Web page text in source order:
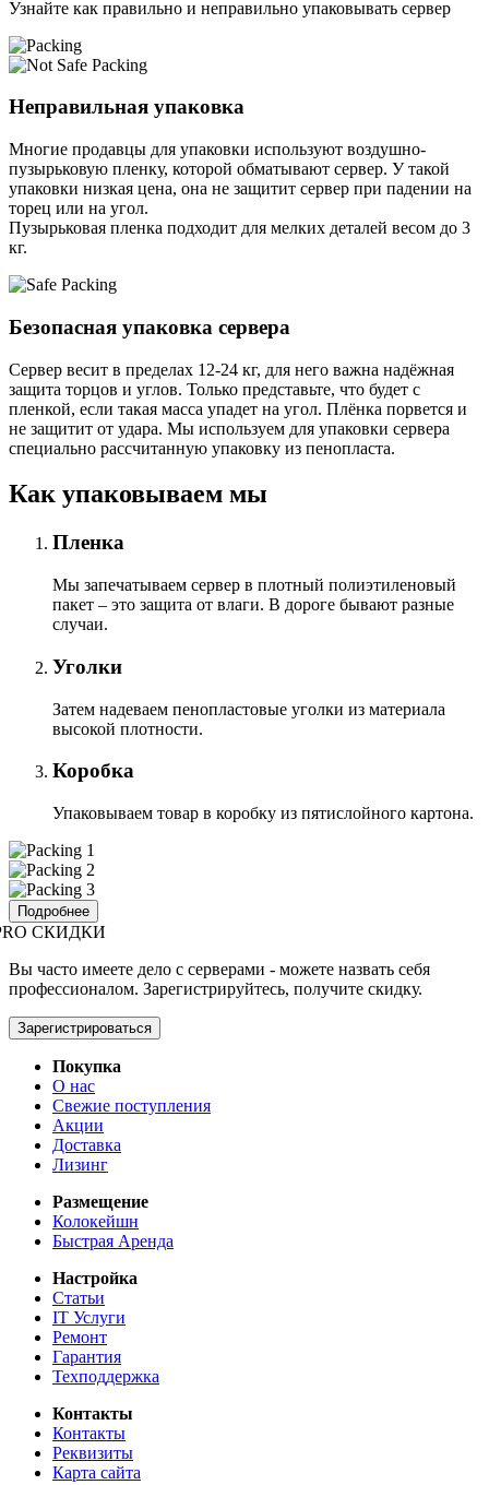
Узнайте как правильно и неправильно упаковывать сервер
Неправильная упаковка
Многие продавцы для упаковки используют воздушно-
пузырьковую пленку, которой обматывают сервер. У такой
упаковки низкая цена, она не защитит сервер при падении на
торец или на угол.
Пузырьковая пленка подходит для мелких деталей весом до 3
кг.
Безопасная упаковка сервера
Сервер весит в пределах 12-24 кг, для него важна надёжная
защита торцов и углов. Только представьте, что будет с
пленкой, если такая масса упадет на угол. Плёнка порвется и
не защитит от удара. Мы используем для упаковки сервера
специально расcчитанную упаковку из пенопласта.
Как упаковываем мы
Пленка
Мы запечатываем сервер в плотный полиэтиленовый
пакет – это защита от влаги. В дороге бывают разные
случаи.
Уголки
Затем надеваем пенопластовые уголки из материала
высокой плотности.
Коробка
Упаковываем товар в коробку из пятислойного картона.
Подробнее
СКИДКИ
Вы часто имеете дело с серверами - можете назвать себя
профессионалом. Зарегистрируйтесь, получите скидку.
Зарегистрироваться
Покупка
О нас
Свежие поступления
Акции
Доставка
Лизинг
Размещение
Колокейшн
Быстрая Аренда
Настройка
Статьи
IT Услуги
Ремонт
Гарантия
Техподдержка
Контакты
Контакты
Реквизиты
Карта сайта